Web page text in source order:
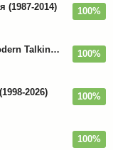
(1987-2014) 100%
Thomas Anders / … Sings Modern Talking: The Best hi-res 100%
2026) 100%
100%